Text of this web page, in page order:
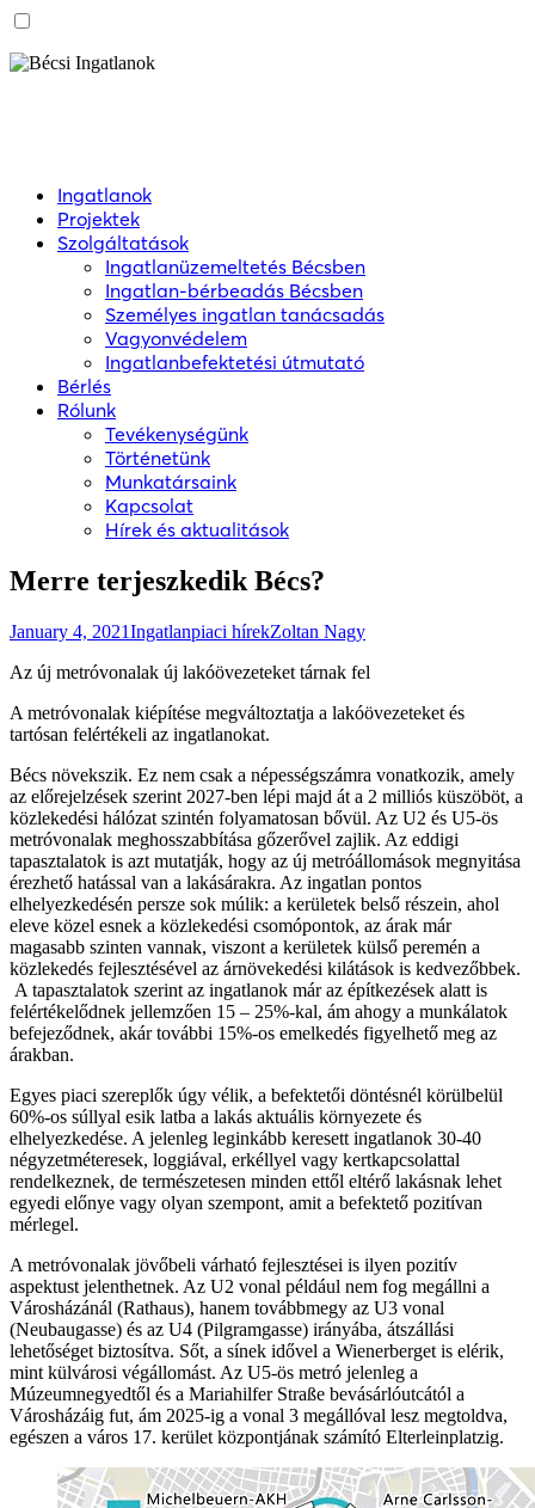
Ingatlanok
Projektek
Szolgáltatások
Ingatlanüzemeltetés Bécsben
Ingatlan-bérbeadás Bécsben
Személyes ingatlan tanácsadás
Vagyonvédelem
Ingatlanbefektetési útmutató
Bérlés
Rólunk
Tevékenységünk
Történetünk
Munkatársaink
Kapcsolat
Hírek és aktualitások
Merre terjeszkedik Bécs?
January 4, 2021Ingatlanpiaci hírekZoltan Nagy
Az új metróvonalak új lakóövezeteket tárnak fel
A metróvonalak kiépítése megváltoztatja a lakóövezeteket és
tartósan felértékeli az ingatlanokat.
Bécs növekszik. Ez nem csak a népességszámra vonatkozik, amely
az előrejelzések szerint 2027-ben lépi majd át a 2 milliós küszöböt, a
közlekedési hálózat szintén folyamatosan bővül. Az U2 és U5-ös
metróvonalak meghosszabbítása gőzerővel zajlik. Az eddigi
tapasztalatok is azt mutatják, hogy az új metróállomások megnyitása
érezhető hatással van a lakásárakra. Az ingatlan pontos
elhelyezkedésén persze sok múlik: a kerületek belső részein, ahol
eleve közel esnek a közlekedési csomópontok, az árak már
magasabb szinten vannak, viszont a kerületek külső peremén a
közlekedés fejlesztésével az árnövekedési kilátások is kedvezőbbek.
A tapasztalatok szerint az ingatlanok már az építkezések alatt is
felértékelődnek jellemzően 15 – 25%-kal, ám ahogy a munkálatok
befejeződnek, akár további 15%-os emelkedés figyelhető meg az
árakban.
Egyes piaci szereplők úgy vélik, a befektetői döntésnél körülbelül
60%-os súllyal esik latba a lakás aktuális környezete és
elhelyezkedése. A jelenleg leginkább keresett ingatlanok 30-40
négyzetméteresek, loggiával, erkéllyel vagy kertkapcsolattal
rendelkeznek, de természetesen minden ettől eltérő lakásnak lehet
egyedi előnye vagy olyan szempont, amit a befektető pozitívan
mérlegel.
A metróvonalak jövőbeli várható fejlesztései is ilyen pozitív
aspektust jelenthetnek. Az U2 vonal például nem fog megállni a
Városházánál (Rathaus), hanem továbbmegy az U3 vonal
(Neubaugasse) és az U4 (Pilgramgasse) irányába, átszállási
lehetőséget biztosítva. Sőt, a sínek idővel a Wienerberget is elérik,
mint külvárosi végállomást. Az U5-ös metró jelenleg a
Múzeumnegyedtől és a Mariahilfer Straße bevásárlóutcától a
Városházáig fut, ám 2025-ig a vonal 3 megállóval lesz megtoldva,
egészen a város 17. kerület központjának számító Elterleinplatzig.